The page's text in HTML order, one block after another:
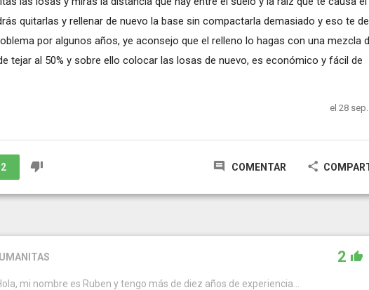
quitarlas y rellenar de nuevo la base sin compactarla demasiado y eso te
por algunos años, ye aconsejo que el relleno lo hagas con una mezcla
tejar al 50% y sobre ello colocar las losas de nuevo, es económico y fácil de
el 28
2 COMENTAR
2
mi nombre es Ruben y tengo más de diez años de experiencia...